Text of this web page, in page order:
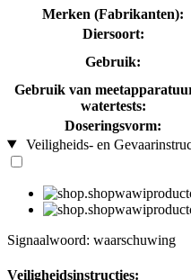
Merken (Fabrikanten):
Diersoort:
Gebruik:
Gebruik van
watertests:
Doseringsvorm:
Veiligheids- en
Signaalwoord: waarschuwing
Veiligheidsinstructies: